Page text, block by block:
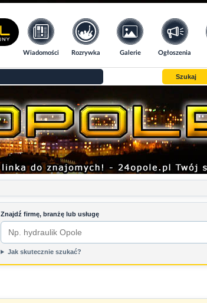
Wiadomości Rozrywka Galerie Ogłoszenia
Szukaj
Znajdź firmę, branżę lub usługę
Jak skutecznie szukać?